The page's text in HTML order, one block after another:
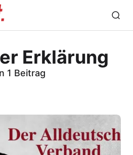
Erklärung
1 Beitrag